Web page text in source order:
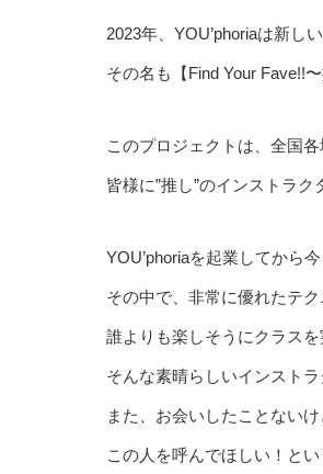
2023年、YOU’phoriaは新し
その名も【Find Your Fave!!
このプロジェクトは、全国
皆様に”推し”のインストラク
YOU’phoriaを起業してから
その中で、非常に優れたテ
誰よりも楽しそうにクラスを
そんな素晴らしいインスト
また、お会いしたことない
この人を呼んでほしい！と